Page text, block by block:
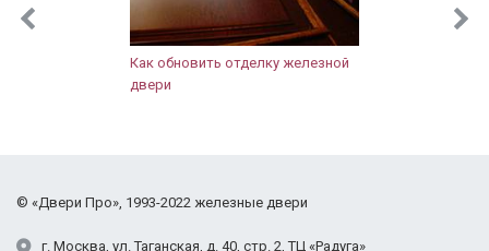
Как обновить отделку железной
двери
г. Москва, ул. Таганская, д. 40, стр. 2, ТЦ «Радуга»
© «Двери Про», 1993-2022 железные двери